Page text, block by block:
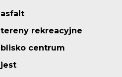
asfalt
tereny rekreacyjne
blisko centrum
jest